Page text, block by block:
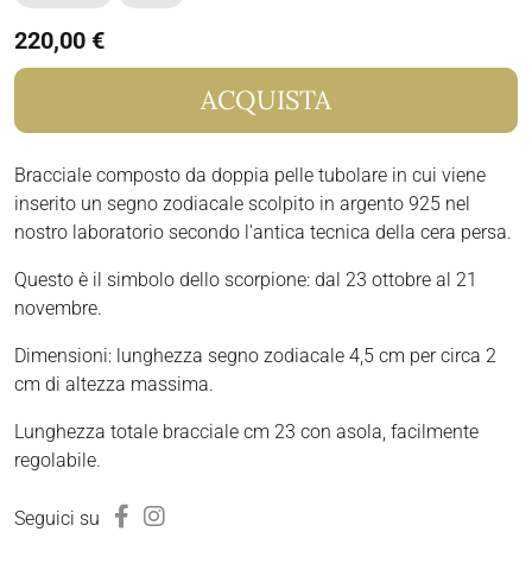
220,00 €
ACQUISTA
Bracciale composto da doppia pelle tubolare in cui viene
inserito un segno zodiacale scolpito in argento 925 nel
nostro laboratorio secondo l'antica tecnica della cera persa.
Questo è il simbolo dello scorpione: dal 23 ottobre al 21
novembre.
Dimensioni: lunghezza segno zodiacale 4,5 cm per circa 2
cm di altezza massima.
Lunghezza totale bracciale cm 23 con asola, facilmente
regolabile.
Seguici su